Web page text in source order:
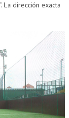
La dirección exacta